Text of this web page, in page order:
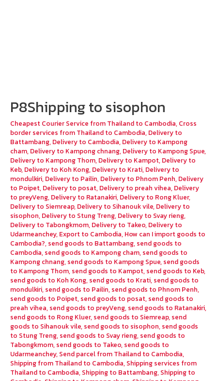
P8Shipping to sisophon
Cheapest Courier Service from Thailand to Cambodia, Cross
border services from Thailand to Cambodia, Delivery to
Battambang, Delivery to Cambodia, Delivery to Kampong
cham, Delivery to Kampong chnang, Delivery to Kampong Spue,
Delivery to Kampong Thom, Delivery to Kampot, Delivery to
Keb, Delivery to Koh Kong, Delivery to Krati, Delivery to
mondulkiri, Delivery to Pailin, Delivery to Phnom Penh, Delivery
to Poipet, Delivery to posat, Delivery to preah vihea, Delivery
to preyVeng, Delivery to Ratanakiri, Delivery to Rong Kluer,
Delivery to Siemreap, Delivery to Sihanouk vile, Delivery to
sisophon, Delivery to Stung Treng, Delivery to Svay rieng,
Delivery to Tabongkmom, Delivery to Takeo, Delivery to
Udarmeanchey, Export to Cambodia, How can I import goods to
Cambodia?, send goods to Battambang, send goods to
Cambodia, send goods to Kampong cham, send goods to
Kampong chnang, send goods to Kampong Spue, send goods
to Kampong Thom, send goods to Kampot, send goods to Keb,
send goods to Koh Kong, send goods to Krati, send goods to
mondulkiri, send goods to Pailin, send goods to Phnom Penh,
send goods to Poipet, send goods to posat, send goods to
preah vihea, send goods to preyVeng, send goods to Ratanakiri,
send goods to Rong Kluer, send goods to Siemreap, send
goods to Sihanouk vile, send goods to sisophon, send goods
to Stung Treng, send goods to Svay rieng, send goods to
Tabongkmom, send goods to Takeo, send goods to
Udarmeanchey, Send parcel from Thailand to Cambodia,
Shipping from Thailand to Cambodia, Shipping services from
Thailand to Cambodia, Shipping to Battambang, Shipping to